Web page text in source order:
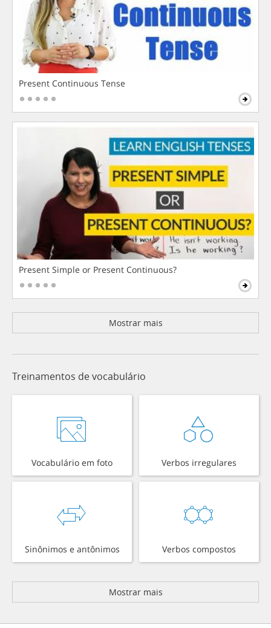
Present Continuous Tense
Present Simple or Present Continuous?
Mostrar mais
Treinamentos de vocabulário
Vocabulário em foto Verbos irregulares
Sinônimos e antônimos Verbos compostos
Mostrar mais